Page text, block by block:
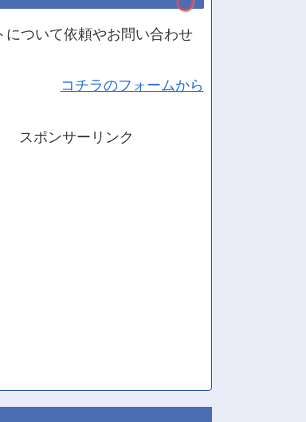
について依頼やお問い合わせ
コチラのフォームから
スポンサーリンク